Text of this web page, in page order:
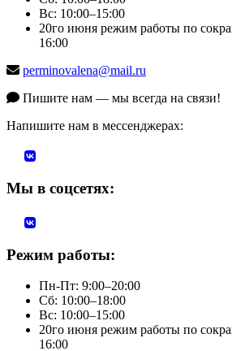
Вс: 10:00–15:00
20го июня режим работы по
16:00
perminovalena@mail.ru
Пишите нам — мы всегда на связи!
Напишите нам в мессенджерах:
Мы в соцсетях:
Режим работы:
Пн-Пт: 9:00–20:00
Сб: 10:00–18:00
Вс: 10:00–15:00
20го июня режим работы по
16:00